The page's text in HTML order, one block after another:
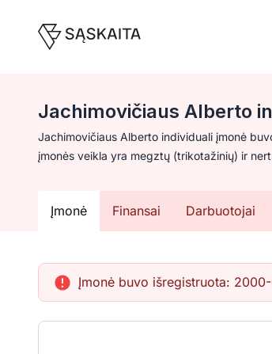
Jachimovičiaus Alberto
Jachimovičiaus Alberto individuali įmonė
įmonės veikla yra megztų (trikotažinių) ir
Įmonė Finansai Darbuotojai
Įmonė buvo išregistruota: